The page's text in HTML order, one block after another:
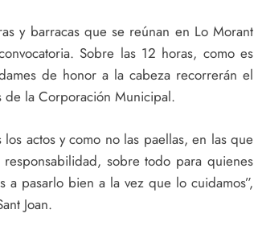
y barracas que se reúnan en Lo Morant
Sobre las 12 horas, como es
de honor a la cabeza recorrerán el
de la Corporación Municipal.
actos y como no las paellas, en las que
sobre todo para quienes
a pasarlo bien a la vez que lo cuidamos”,
Joan.